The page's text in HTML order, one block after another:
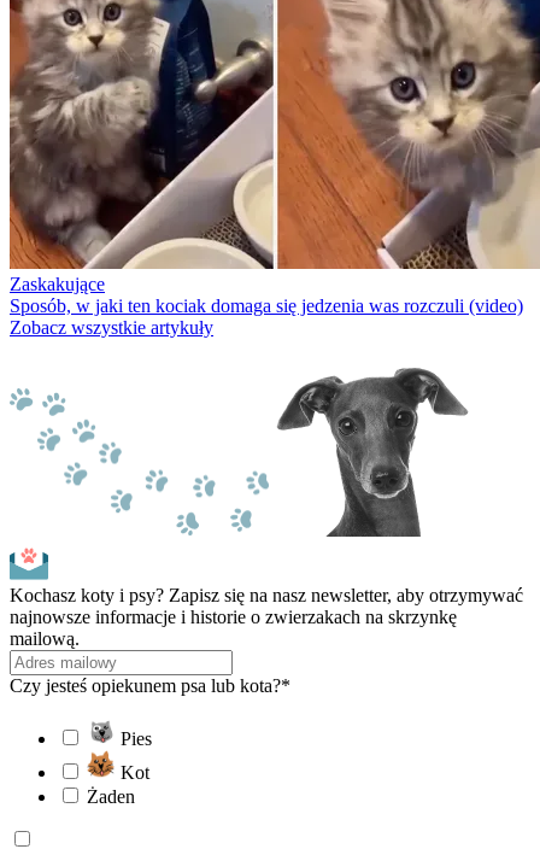
Zaskakujące
Sposób, w jaki ten kociak domaga się jedzenia was rozczuli (video)
Zobacz wszystkie artykuły
Kochasz koty i psy? Zapisz się na nasz newsletter, aby otrzymywać
najnowsze informacje i historie o zwierzakach na skrzynkę
mailową.
Czy jesteś opiekunem psa lub kota?*
Pies
Kot
Żaden